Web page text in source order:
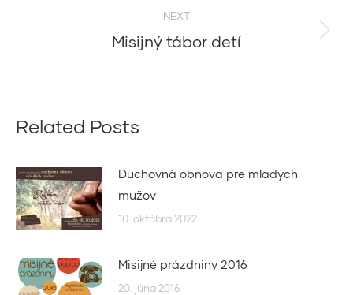
NEXT
Next
Misijný tábor detí
Related Posts
Duchovná obnova pre mladých
mužov
10. októbra 2022
Misijné prázdniny 2016
20. júna 2016